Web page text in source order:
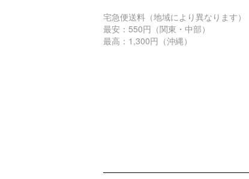
宅急便送料（地域により異なります）
最安：550円（関東・中部）
最高：1,300円（沖縄）